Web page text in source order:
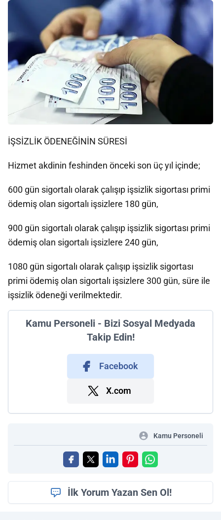
İŞSİZLİK ÖDENEĞİNİN SÜRESİ
Hizmet akdinin feshinden önceki son üç yıl içinde;
600 gün sigortalı olarak çalışıp işsizlik sigortası primi
ödemiş olan sigortalı işsizlere 180 gün,
900 gün sigortalı olarak çalışıp işsizlik sigortası primi
ödemiş olan sigortalı işsizlere 240 gün,
1080 gün sigortalı olarak çalışıp işsizlik sigortası
primi ödemiş olan sigortalı işsizlere 300 gün, süre ile
işsizlik ödeneği verilmektedir.
Kamu Personeli - Bizi Sosyal Medyada
Takip Edin!
Facebook
X.com
Kamu Personeli
İlk Yorum Yazan Sen Ol!